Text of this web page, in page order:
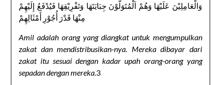
وَالْعَامِلِيْنَ عَلَيْهَا وَهُمْ اَلْمُتَوَلَّوْنَ جِبَايَتَهَا وَتَفْرِيْقِهَا فَيُدْفَعُ إِلَيْهِمْ
مِنْهَا قَدْرَ أُجُوْرِ أَمْثَالِهِمْ
Amil adalah orang yang diangkat untuk mengumpulkan
zakat dan mendistribusikan-nya. Mereka dibayar dari
zakat itu sesuai dengan kadar upah orang-orang yang
sepadan dengan mereka.3